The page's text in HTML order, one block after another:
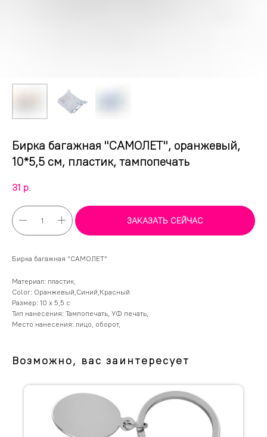
Бирка багажная "САМОЛЕТ", оранжевый,
10*5,5 см, пластик, тампопечать
31 р.
ЗАКАЗАТЬ СЕЙЧАС
Бирка багажная "САМОЛЕТ"
Материал: пластик,
Color: Оранжевый,Синий,Красный
Размер: 10 x 5,5 с
Тип нанесения: Тампопечать, УФ печать,
Место нанесения: лицо, оборот,
Возможно, вас заинтересует